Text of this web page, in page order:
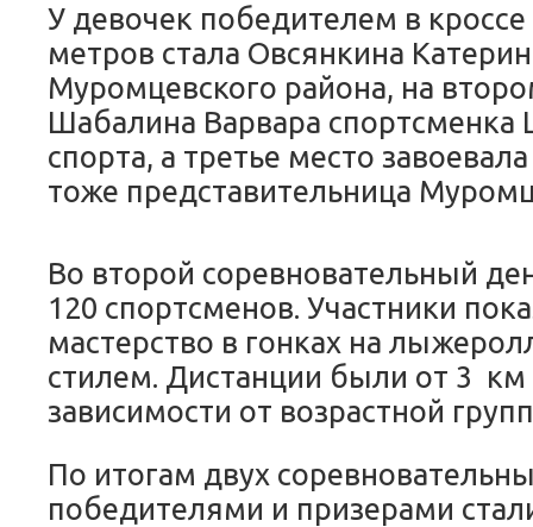
У девочек победителем в
метров стала Овсянкина
Муромцевского района, на
Шабалина Варвара
спорта, а третье место
тоже представительница
Во второй соревновательный
120 спортсменов. Участники
мастерство в гонках на
стилем. Дистанции были от 3 км
зависимости от возрастной
По итогам двух
победителями и призерами